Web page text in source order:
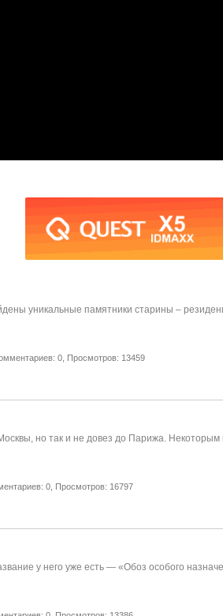
уникальные памятники старины –
0, Просмотров: 13459
но так и не довез до Парижа.
0, Просмотров: 16797
у него уже есть — «Обоз особого